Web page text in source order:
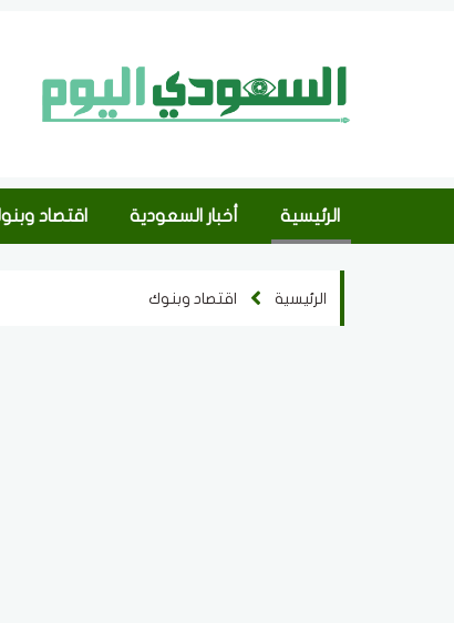
الرئيسية أخبار السعودية اقتصاد
الرئيسية اقتصاد وبنوك